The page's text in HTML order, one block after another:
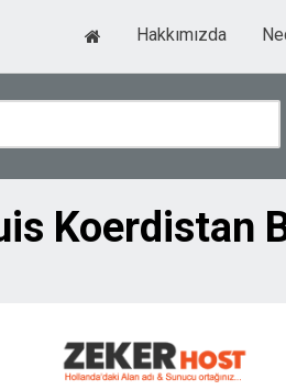
Hakkımızda
Koerdistan